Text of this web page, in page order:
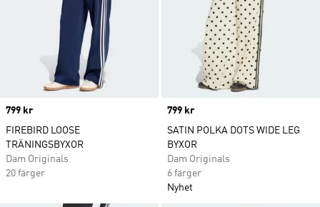
Price
799 kr
FIREBIRD LOOSE
TRÄNINGSBYXOR
Dam Originals
20 färger
Price
799 kr
SATIN POLKA DOTS WIDE LEG
BYXOR
Dam Originals
6 färger
Nyhet